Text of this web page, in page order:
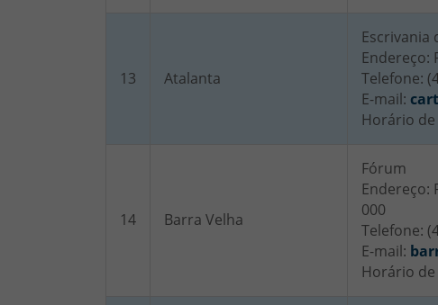
13 Atalanta
Escrivania
Endereço:
Telefone:
E-mail:
Horário de
14 Barra Velha
Fórum
Endereço:
000
Telefone:
E-mail:
Horário de